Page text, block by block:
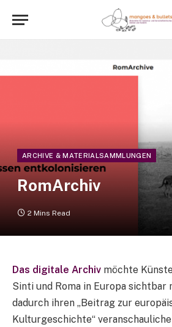
ARCHIVE & MATERIALSAMMLUNGEN
RomArchiv
2 Mins Read
Das digitale Archiv möchte
Sinti und Roma in Europa sichtbar
dadurch ihren „Beitrag zur
Kulturgeschichte“